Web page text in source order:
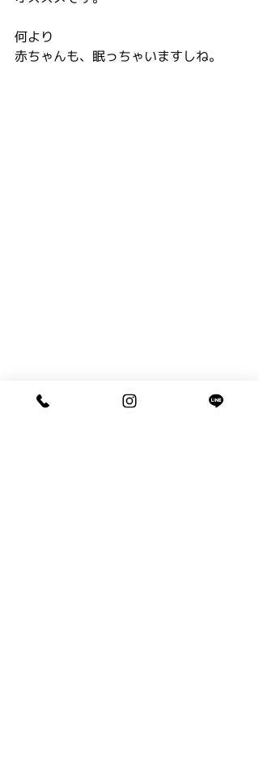
何より
赤ちゃんも、眠っちゃいますしね。